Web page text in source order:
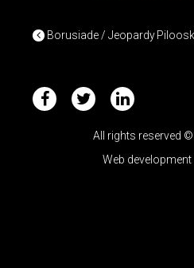
POST
Borusiade / Jeopardy
All rights reserved
Web development